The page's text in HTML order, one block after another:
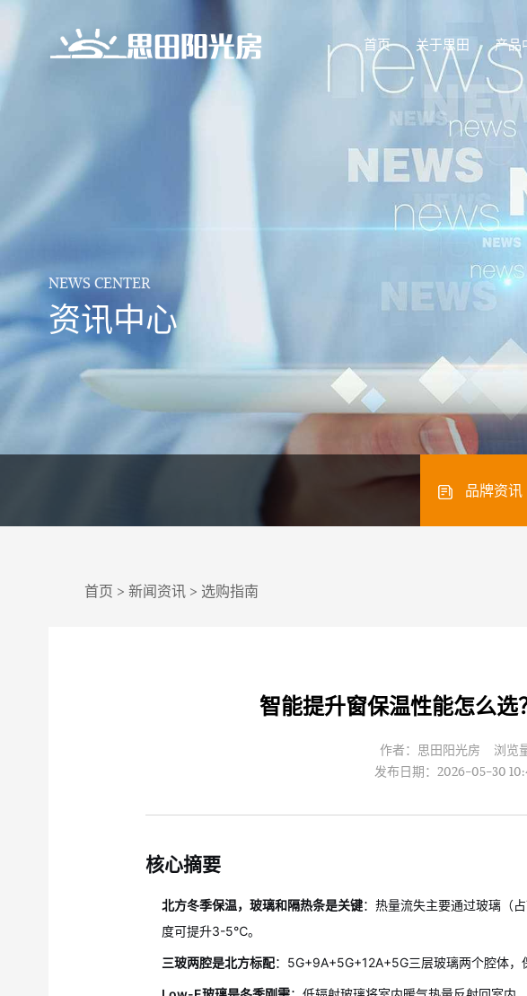
首页 关于思田 产品
NEWS CENTER
资讯中心
品牌资讯
首页 > 新闻资讯> 选购指南
智能提升窗保温性能怎么选
作者：思田阳光房 浏览量
发布日期：2026-05-30
核心摘要
北方冬季保温，玻璃和隔热条是关键：热量流失主要通过玻璃（
度可提升3-5℃。
三玻两腔是北方标配：5G+9A+5G+12A+5G三层玻璃两个腔体，